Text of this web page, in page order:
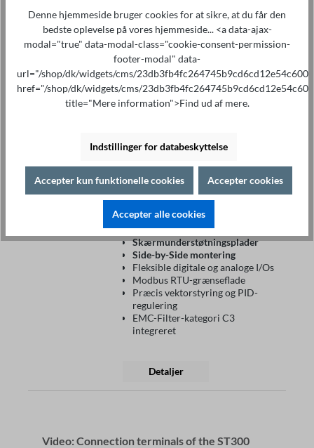
Frekvensomformer
ST300 0.75KW - 2.2KW
230V
Fra154,90 €*
Kun egnet til 3-fasede motorer
Indgangsspændingsområde
enkeltfaset:200 V(-15%) – 240
V(+10%)
Udgangsfrekvensområde: 0 Hz -
599 Hz
Motorspændingtrefaset:0 -
230V
betjeningsvejledning
STO: Normmæssig nødstop-
funktion efter SIL3-niveau
Skærmunderstøtningsplader
Side-by-Side montering
Fleksible digitale og analoge I/Os
Modbus RTU-grænseflade
Præcis vektorstyring og PID-
regulering
EMC-Filter-kategori C3
integreret
Detaljer
Video: Connection terminals of the ST300
Denne hjemmeside bruger cookies for at sikre, at du får den
bedste oplevelse på vores hjemmeside... <a data-ajax-
modal="true" data-modal-class="cookie-consent-permission-
footer-modal" data-
url="/shop/dk/widgets/cms/23db3fb4fc264745b9cd6cd12e54c600"
href="/shop/dk/widgets/cms/
title="Mere information">Find ud af mere.
Indstillinger for databeskyttelse
Accepter kun funktionelle cookies Accepter cookies
Accepter alle cookies